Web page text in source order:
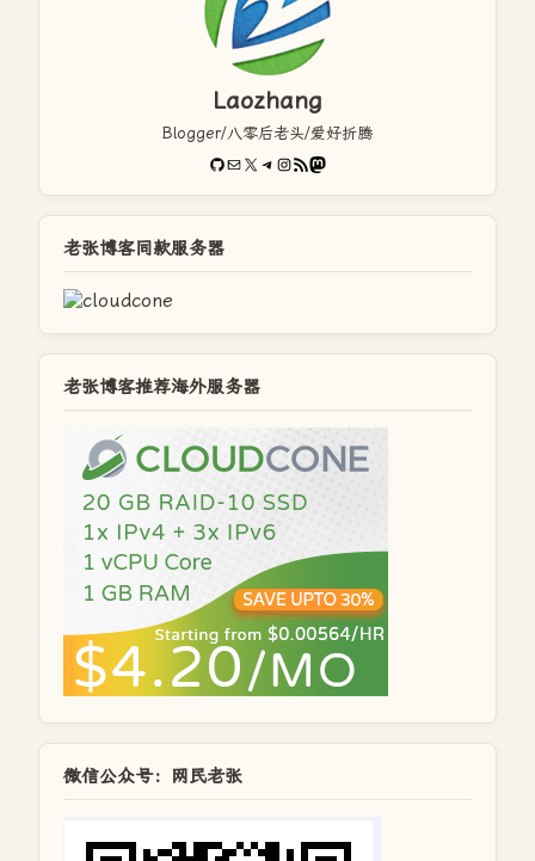
Laozhang
Blogger/八零后老头/爱好折腾
GitHub
电子邮件X Telegram
Instagram
RSS FeedMastodon
老张博客同款服务器
老张博客推荐海外服务器
微信公众号：网民老张